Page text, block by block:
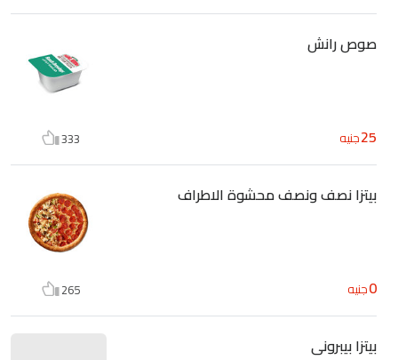
صوص رانش
25جنيه 333
بيتزا نصف ونصف محشوة الاطراف
0جنيه 265
بيتزا بيبرونى